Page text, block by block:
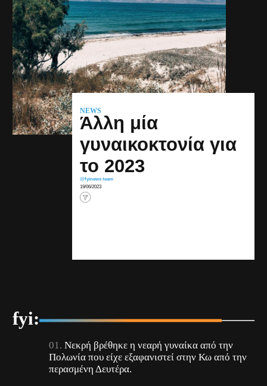
NEWS
Άλλη μία
γυναικοκτονία για
το 2023
@fyinews team
19/06/2023
fyi:
Νεκρή βρέθηκε η νεαρή γυναίκα από την
Πολωνία που είχε εξαφανιστεί στην Κω από την
περασμένη Δευτέρα.